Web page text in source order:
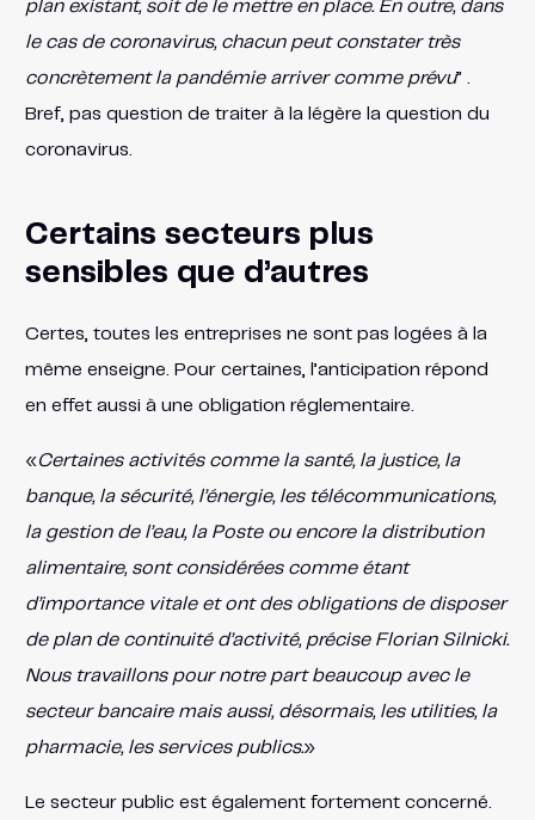
plan existant, soit de le mettre en place. En outre, dans
le cas de coronavirus, chacun peut constater très
concrètement la pandémie arriver comme prévu” .
Bref, pas question de traiter à la légère la question du
coronavirus.
Certains secteurs plus
sensibles que d’autres
Certes, toutes les entreprises ne sont pas logées à la
même enseigne. Pour certaines, l’anticipation répond
en effet aussi à une obligation réglementaire.
«Certaines activités comme la santé, la justice, la
banque, la sécurité, l’énergie, les télécommunications,
la gestion de l’eau, la Poste ou encore la distribution
alimentaire, sont considérées comme étant
d’importance vitale et ont des obligations de disposer
de plan de continuité d’activité, précise Florian Silnicki.
Nous travaillons pour notre part beaucoup avec le
secteur bancaire mais aussi, désormais, les utilities, la
pharmacie, les services publics.»
Le secteur public est également fortement concerné.